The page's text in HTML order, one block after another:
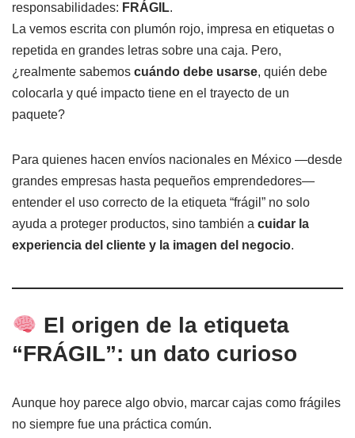
responsabilidades: FRÁGIL.
La vemos escrita con plumón rojo, impresa en etiquetas o
repetida en grandes letras sobre una caja. Pero,
¿realmente sabemos cuándo debe usarse, quién debe
colocarla y qué impacto tiene en el trayecto de un
paquete?
Para quienes hacen envíos nacionales en México —desde
grandes empresas hasta pequeños emprendedores—
entender el uso correcto de la etiqueta “frágil” no solo
ayuda a proteger productos, sino también a cuidar la
experiencia del cliente y la imagen del negocio.
El origen de la etiqueta
“FRÁGIL”: un dato curioso
Aunque hoy parece algo obvio, marcar cajas como frágiles
no siempre fue una práctica común.